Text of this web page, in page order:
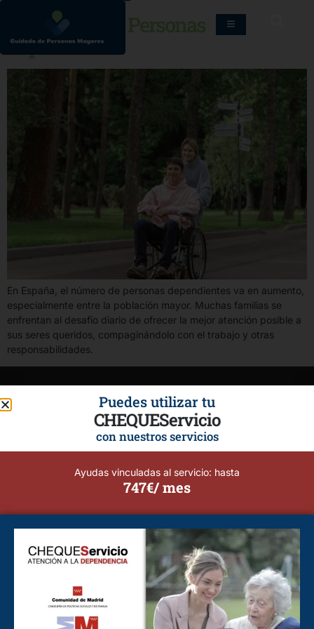
Cuidadores de Personas
Dependientes
En España, el número de personas dependientes va en aumento,
especialmente entre la población mayor. Muchas familias se
enfrentan al desafío diario de ofrecer la mejor atención posible a
sus seres queridos, compaginándolo con el trabajo y otras
responsabilidades.
Calidad, Seguridad, Profesionalismo y Flexibilidad.
Tu bienestar y el de tus seres queridos son nuestra prioridad.
Cuidado de Personas Alcorcón
Cuidado de Personas Alcobendas
Puedes utilizar tu
CHEQUEServicio
con nuestros servicios
Ayudas vinculadas al servicio: hasta
747€/ mes